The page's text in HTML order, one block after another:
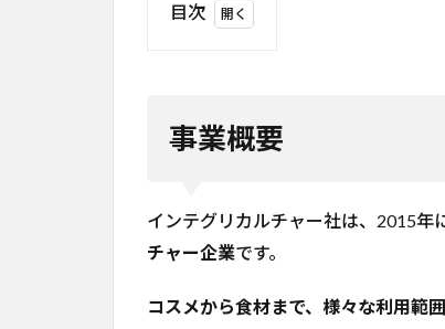
目次
要
ジ
ネ
デ
事業概要
インテグリカルチャー社は、2015年
チャー企業です。
コスメから食材まで、様々な利用範